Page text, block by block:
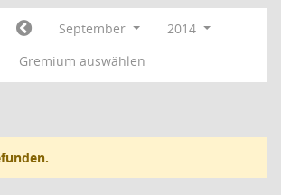
September
2014
Gremium auswählen